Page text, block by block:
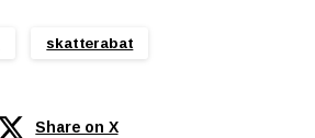
skatterabat
Share on X